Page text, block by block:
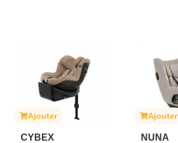
Ajouter
CYBEX
Ajouter
NUNA